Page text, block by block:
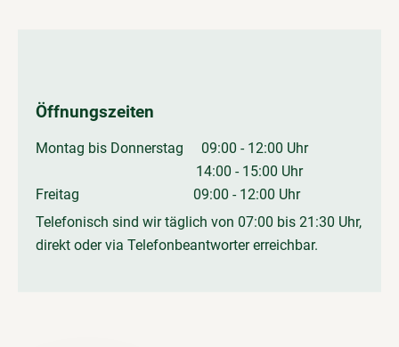
Öffnungszeiten
Montag bis Donnerstag 09:00 - 12:00 Uhr
14:00 - 15:00 Uhr
Freitag 09:00 - 12:00 Uhr
Telefonisch sind wir täglich von 07:00 bis 21:30 Uhr,
direkt oder via Telefonbeantworter erreichbar.